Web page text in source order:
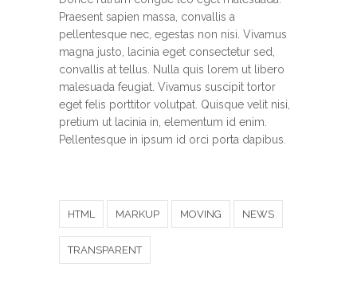
Praesent sapien massa, convallis a
pellentesque nec, egestas non nisi. Vivamus
magna justo, lacinia eget consectetur sed,
convallis at tellus. Nulla quis lorem ut libero
malesuada feugiat. Vivamus suscipit tortor
eget felis porttitor volutpat. Quisque velit nisi,
pretium ut lacinia in, elementum id enim.
Pellentesque in ipsum id orci porta dapibus.
HTML MARKUP MOVING NEWS
TRANSPARENT